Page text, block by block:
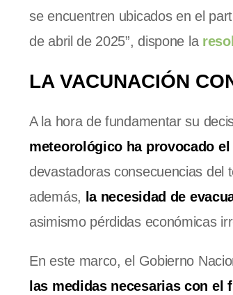
se encuentren ubicados en el
de abril de 2025”, dispone la
LA VACUNACIÓN
A la hora de fundamentar su
meteorológico ha provocado
devastadoras consecuencias del
además, la necesidad de
asimismo pérdidas económicas
En este marco, el Gobierno
las medidas necesarias con